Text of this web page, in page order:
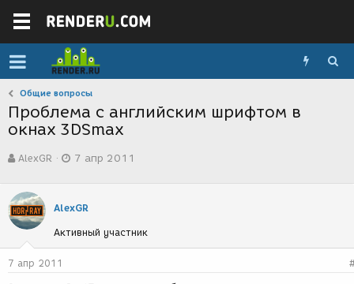
Общие вопросы
Проблема с английским шрифтом в
окнах 3DSmax
в
о
р
т
е
м
ы
AlexGR
а
с
з
д
7 апр 2011
AlexGR
Активный участник
7 апр 2011